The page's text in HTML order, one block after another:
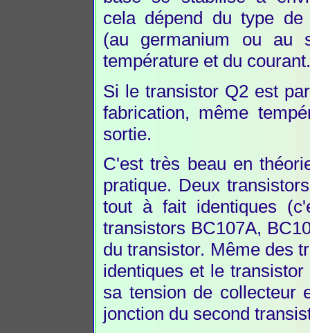
cela dépend du type de
(au germanium ou au
température et du courant.
Si le transistor Q2 est
fabrication, même
sortie.
C'est très beau en
pratique. Deux
tout à fait identiques
transistors BC107A,
du transistor. Même des
identiques et le
sa tension de collecteur
jonction du second